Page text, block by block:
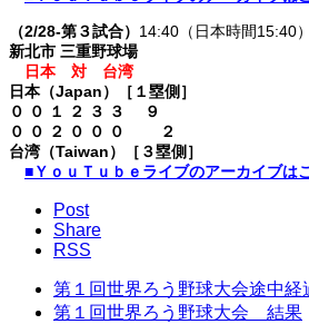
（2/28-第３試合） 14:40（日本時間15:40
新北市 三重野球場
日本 対 台湾
日本（Japan）［１塁側］
０ ０ １ ２ ３ ３ ９
０ ０ ２ ０ ０ ０ ２
台湾（Taiwan）［３塁側］
■ＹｏｕＴｕｂｅライブのアーカイブは
Post
Share
RSS
第１回世界ろう野球大会途中
第１回世界ろう野球大会 結果